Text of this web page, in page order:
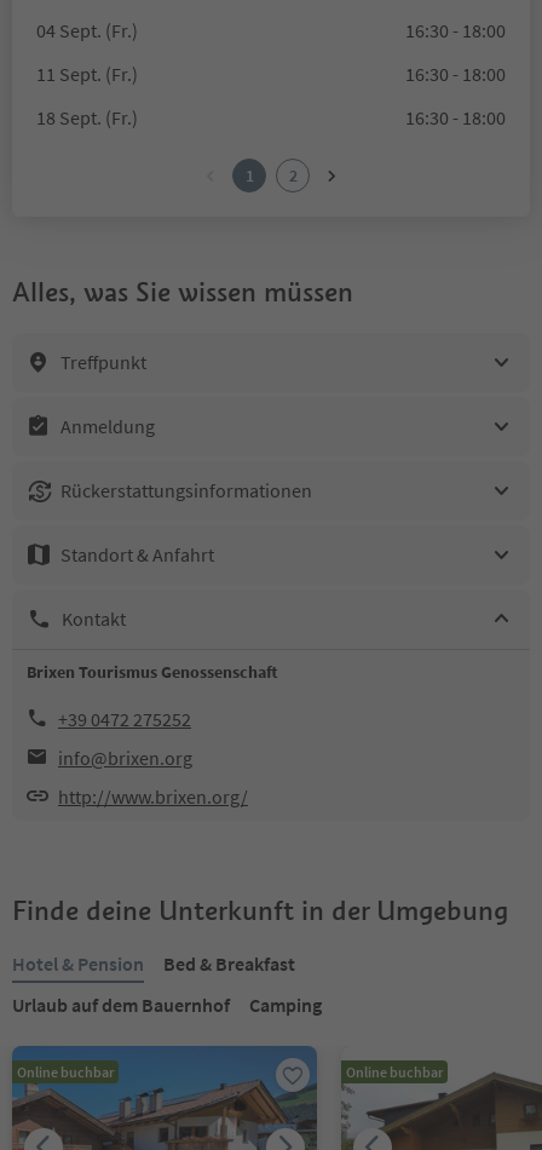
04 Sept. (Fr.)
16:30 - 18:00
11 Sept. (Fr.)
16:30 - 18:00
18 Sept. (Fr.)
16:30 - 18:00
1 2
Alles, was Sie wissen müssen
Treffpunkt
Anmeldung
Rückerstattungsinformationen
Standort & Anfahrt
Kontakt
Brixen Tourismus Genossenschaft
+39 0472 275252
info@brixen.org
http://www.brixen.org/
Finde deine Unterkunft in der Umgebung
Hotel & Pension
Bed & Breakfast
Urlaub auf dem Bauernhof
Camping
Online buchbar Online buchbar